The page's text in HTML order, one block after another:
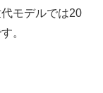
モデルでは20
。